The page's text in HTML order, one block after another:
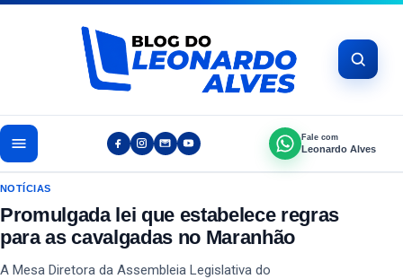
Pular para o conteúdo
Fale com
Leonardo Alves
NOTÍCIAS
Promulgada lei que estabelece regras
para as cavalgadas no Maranhão
A Mesa Diretora da Assembleia Legislativa do